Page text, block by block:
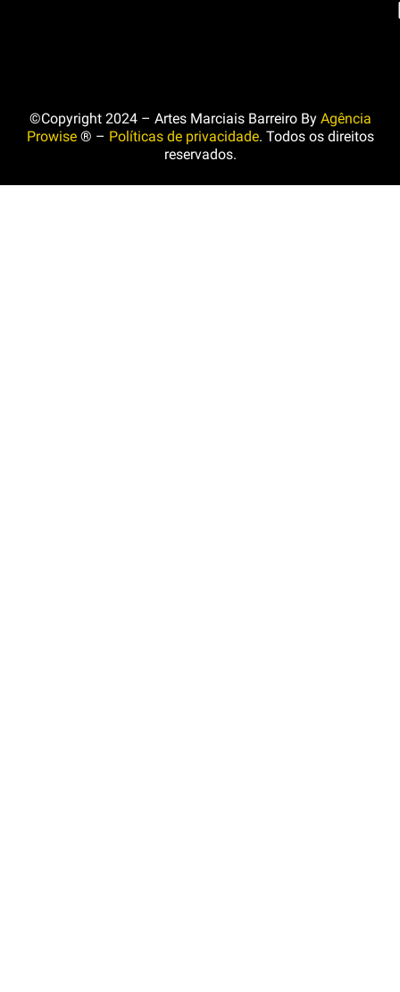
©Copyright 2024 – Artes Marciais Barreiro By Agência
Prowise® – Políticas de privacidade. Todos os direitos
reservados.